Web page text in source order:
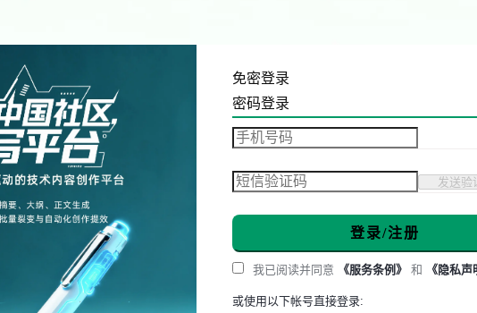
免密登录
密码登录
发送验
登录/注册
我已阅读并同意 《服务条例》 和 《隐私声
或使用以下帐号直接登录: